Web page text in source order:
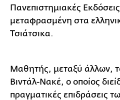
Πανεπιστημιακές
μεταφρασμένη στα
Τσιάτσικα.
Μαθητής, μεταξύ άλλων,
Βιντάλ-Νακέ, ο οποίος
πραγματικές επιδράσεις